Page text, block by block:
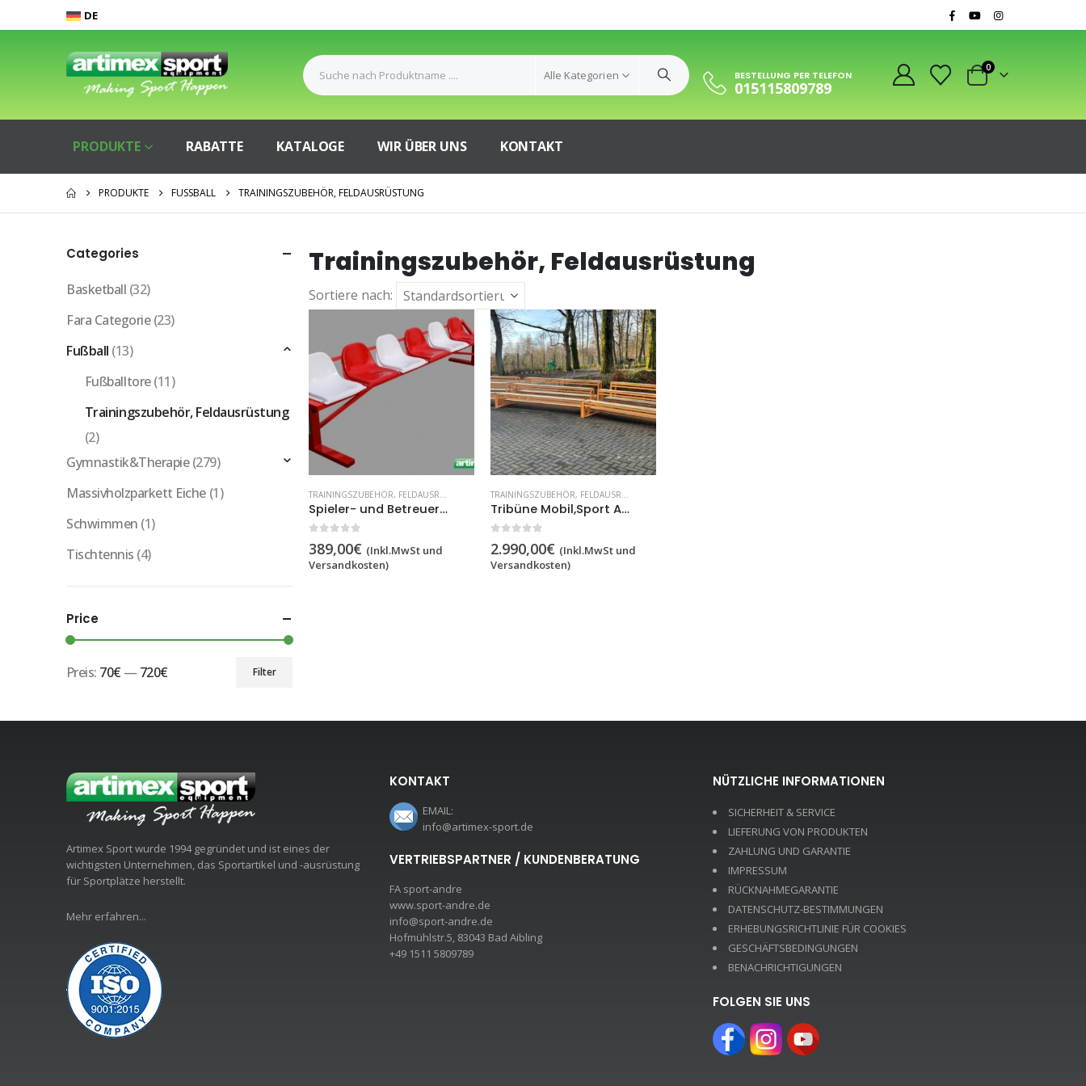
DE
Alle Kategorien BESTELLUNG PER TELEFON
015115809789
0
PRODUKTE RABATTE KATALOGE WIR ÜBER UNS KONTAKT
PRODUKTE FUSSBALL TRAININGSZUBEHÖR, FELDAUSRÜSTUNG
Trainingszubehör, Feldausrüstung
Sortiere nach:
TRAININGSZUBEHÖR, FELDAUSRÜSTUNG
Spieler- und Betreuerkabine, 3×0.42 m,artikelnr 207-6
389,00€ (Inkl.MwSt und
Versandkosten)
TRAININGSZUBEHÖR, FELDAUSRÜSTUNG
Tribüne Mobil,Sport Arena,48 sitzplätze,Code 225
2.990,00€ (Inkl.MwSt und
Versandkosten)
Categories
Basketball (32)
Fara Categorie (23)
Fußball (13)
Fußballtore(11)
Trainingszubehör, Feldausrüstung
(2)
Gymnastik&Therapie (279)
Massivholzparkett Eiche (1)
Schwimmen (1)
Tischtennis (4)
Price
Filter
Preis: 70€— 720€
Artimex Sport wurde 1994 gegründet und ist eines der
wichtigsten Unternehmen, das Sportartikel und -ausrüstung
für Sportplätze herstellt.
Mehr erfahren...
KONTAKT
EMAIL:
info@artimex-sport.de
VERTRIEBSPARTNER / KUNDENBERATUNG
FA sport-andre
www.sport-andre.de
info@sport-andre.de
Hofmühlstr.5, 83043 Bad Aibling
+49 1511 5809789
NÜTZLICHE INFORMATIONEN
SICHERHEIT & SERVICE
LIEFERUNG VON PRODUKTEN
ZAHLUNG UND GARANTIE
IMPRESSUM
RÜCKNAHMEGARANTIE
DATENSCHUTZ-BESTIMMUNGEN
ERHEBUNGSRICHTLINIE FÜR COOKIES
GESCHÄFTSBEDINGUNGEN
BENACHRICHTIGUNGEN
FOLGEN SIE UNS